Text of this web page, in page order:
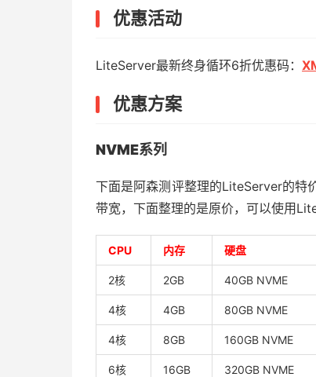
优惠活动
LiteServer最新终身循环6折优惠码：
优惠方案
NVME系列
下面是阿森测评整理的LiteServer的特
带宽，下面整理的是原价，可以使用
CPU 内存 硬盘
2核 2GB 40GB NVME
4核 4GB 80GB NVME
4核 8GB 160GB NVME
6核 16GB 320GB NVME